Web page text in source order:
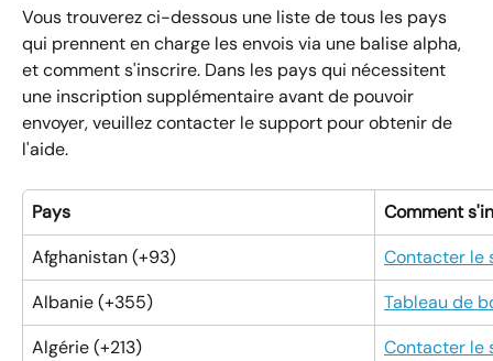
Vous trouverez ci-dessous une liste de tous les pays
qui prennent en charge les envois via une balise alpha,
et comment s'inscrire. Dans les pays qui nécessitent
une inscription supplémentaire avant de pouvoir
envoyer, veuillez contacter le support pour obtenir de
l'aide.
Pays
Comment
Afghanistan (+93)
Contacter le
Albanie (+355)
Tableau de
Algérie (+213)
Contacter le